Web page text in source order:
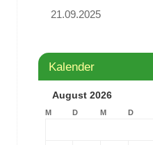
21.09.2025
Kalender
August 2026
M D M D